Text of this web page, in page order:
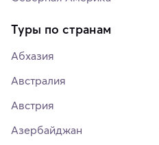
Туры по странам
Абхазия
Австралия
Австрия
Азербайджан